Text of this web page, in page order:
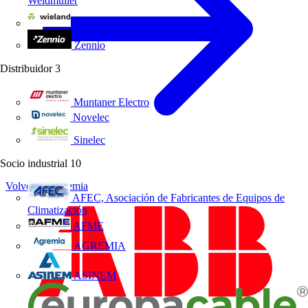
Zennio
Distribuidor 3
Muntaner Electro
Novelec
Sinelec
Socio industrial 10
AFEC, Asociación de Fabricantes de Equipos de
Climatización
AFME
AGREMIA
ASINEM
Volver a Academia